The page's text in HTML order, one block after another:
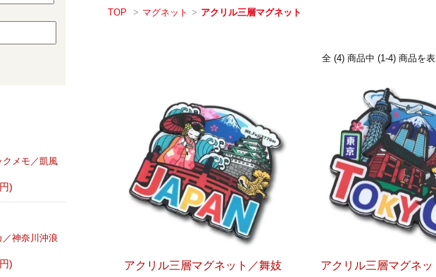
TOP > マグネット > アクリル三層マグネット
全 (4) 商品中 (1-4) 商品を
アクリル三層マグネット／舞妓 アクリル三層マグネ
メモ／凱風
)
／神奈川沖浪
)